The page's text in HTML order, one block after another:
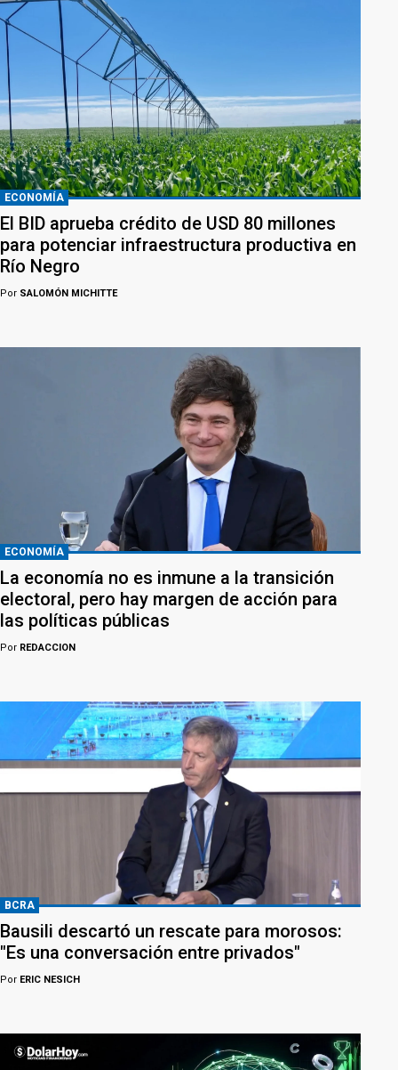
ECONOMÍA
El BID aprueba crédito de USD 80 millones
para potenciar infraestructura productiva en
Río Negro
Por SALOMÓN MICHITTE
ECONOMÍA
La economía no es inmune a la transición
electoral, pero hay margen de acción para
las políticas públicas
Por REDACCION
BCRA
Bausili descartó un rescate para morosos:
"Es una conversación entre privados"
Por ERIC NESICH